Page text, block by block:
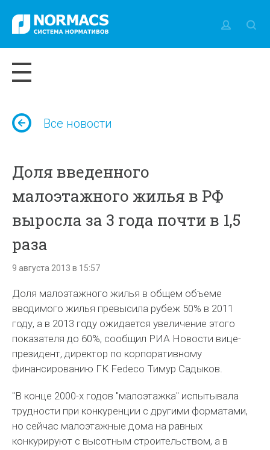
Все новости
Доля введенного
малоэтажного жилья в РФ
выросла за 3 года почти в 1,5
раза
9 августа 2013 в 15:57
Доля малоэтажного жилья в общем объеме
вводимого жилья превысила рубеж 50% в 2011
году, а в 2013 году ожидается увеличение этого
показателя до 60%, сообщил РИА Новости вице-
президент, директор по корпоративному
финансированию ГК Fedeco Тимур Садыков.
"В конце 2000-х годов "малоэтажка" испытывала
трудности при конкуренции с другими форматами,
но сейчас малоэтажные дома на равных
конкурируют с высотным строительством, а в